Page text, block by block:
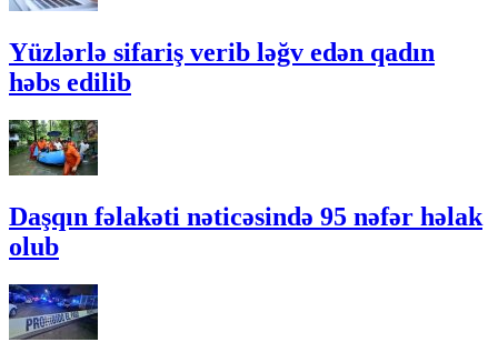
Yüzlərlə sifariş verib ləğv edən qadın
həbs edilib
Daşqın fəlakəti nəticəsində 95 nəfər həlak
olub